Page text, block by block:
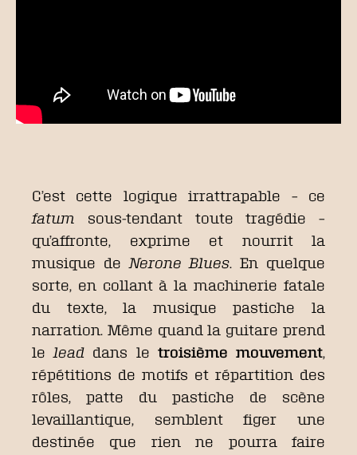
C’est cette logique irrattrapable – ce
fatum sous-tendant toute tragédie –
qu’affronte, exprime et nourrit la
musique de Nerone Blues. En quelque
sorte, en collant à la machinerie fatale
du texte, la musique pastiche la
narration. Même quand la guitare prend
le lead dans le troisième mouvement,
répétitions de motifs et répartition des
rôles, patte du pastiche de scène
levaillantique, semblent figer une
destinée que rien ne pourra faire